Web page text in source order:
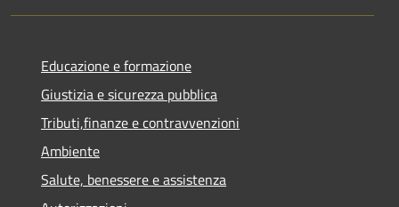
Educazione e formazione
Giustizia e sicurezza pubblica
Tributi,finanze e contravvenzioni
Ambiente
Salute, benessere e assistenza